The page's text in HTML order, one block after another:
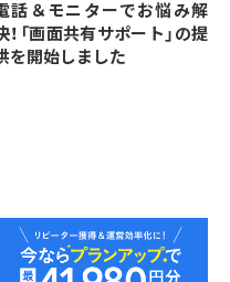
話＆モニターでお悩み解
！「画面共有サポート」の提
を開始しました